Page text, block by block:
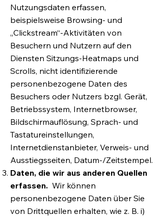
Nutzungsdaten erfassen,
beispielsweise Browsing- und
„Clickstream“-Aktivitäten von
Besuchern und Nutzern auf den
Diensten Sitzungs-Heatmaps und
Scrolls, nicht identifizierende
personenbezogene Daten des
Besuchers oder Nutzers bzgl. Gerät,
Betriebssystem, Internetbrowser,
Bildschirmauflösung, Sprach- und
Tastatureinstellungen,
Internetdienstanbieter, Verweis- und
Ausstiegsseiten, Datum-/Zeitstempel.
Daten, die wir aus anderen Quellen
erfassen. Wir können
personenbezogene Daten über Sie
von Drittquellen erhalten, wie z. B. i)